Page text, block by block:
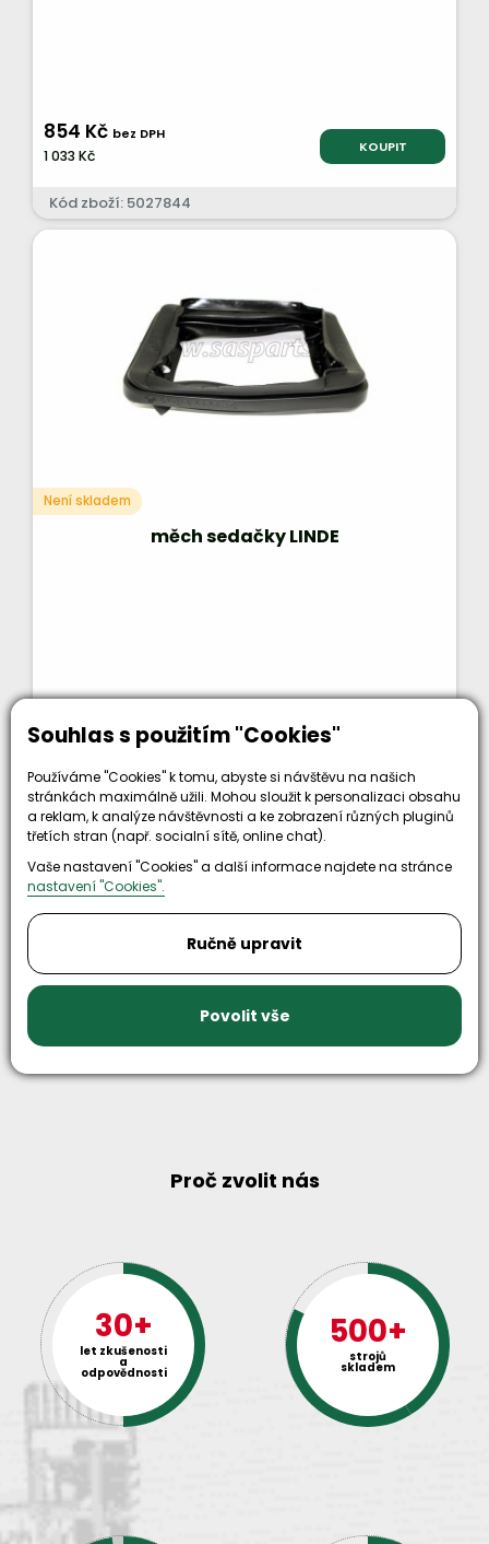
Souhlas s použitím "Cookies"
Používáme "Cookies" k tomu, abyste si návštěvu na našich
stránkách maximálně užili. Mohou sloužit k personalizaci obsahu
a reklam, k analýze návštěvnosti a ke zobrazení různých pluginů
třetích stran (např. socialní sítě, online chat).
Vaše nastavení "Cookies" a další informace najdete na stránce
nastavení "Cookies".
Ručně upravit
Povolit vše
854 Kč bez DPH
1 033 Kč KOUPIT
Kód zboží: 5027844
Není skladem
měch sedačky LINDE
2 353 Kčbez DPH
Kód zboží: 3374335600
Nahoru
Načíst Dalších 16
Proč zvolit nás
30+
let zkušenosti
a
odpovědnosti
500+
strojů
skladem